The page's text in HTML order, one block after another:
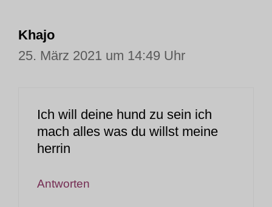
Khajo
25. März 2021 um 14:49 Uhr
Ich will deine hund zu sein ich
mach alles was du willst meine
herrin
Antworten